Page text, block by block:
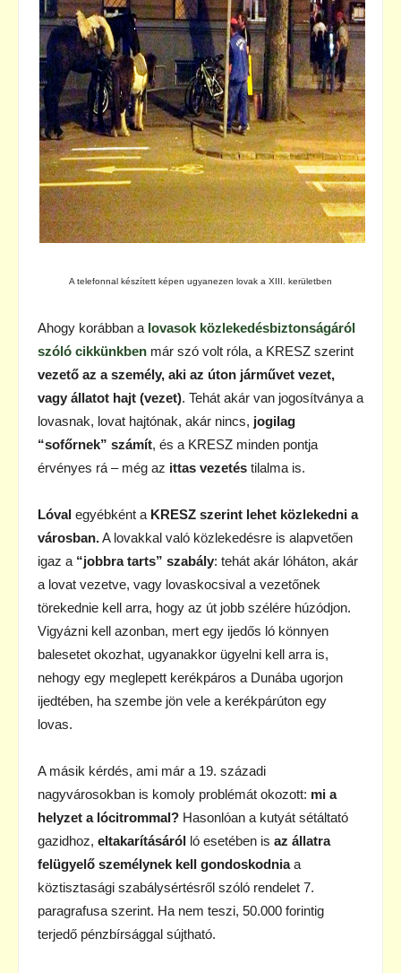
A telefonnal készített képen ugyanezen lovak a XIII. kerületben
Ahogy korábban a lovasok közlekedésbiztonságáról
szóló cikkünkben már szó volt róla, a KRESZ szerint
vezető az a személy, aki az úton járművet vezet,
vagy állatot hajt (vezet). Tehát akár van jogosítványa a
lovasnak, lovat hajtónak, akár nincs, jogilag
“sofőrnek” számít, és a KRESZ minden pontja
érvényes rá – még az ittas vezetés tilalma is.
Lóval egyébként a KRESZ szerint lehet közlekedni a
városban.A lovakkal való közlekedésre is alapvetően
igaz a “jobbra tarts” szabály: tehát akár lóháton, akár
a lovat vezetve, vagy lovaskocsival a vezetőnek
törekednie kell arra, hogy az út jobb szélére húzódjon.
Vigyázni kell azonban, mert egy ijedős ló könnyen
balesetet okozhat, ugyanakkor ügyelni kell arra is,
nehogy egy meglepett kerékpáros a Dunába ugorjon
ijedtében, ha szembe jön vele a kerékpárúton egy
lovas.
A másik kérdés, ami már a 19. századi
nagyvárosokban is komoly problémát okozott: mi a
helyzet a lócitrommal? Hasonlóan a kutyát sétáltató
gazidhoz, eltakarításáról ló esetében is az állatra
felügyelő személynek kell gondoskodniaa
köztisztasági szabálysértésről szóló rendelet 7.
paragrafusa szerint. Ha nem teszi, 50.000 forintig
terjedő pénzbírsággal sújtható.